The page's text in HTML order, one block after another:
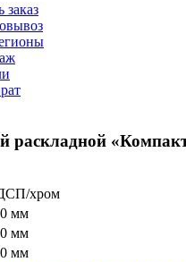
раскладной
хром
мм
мм
мм